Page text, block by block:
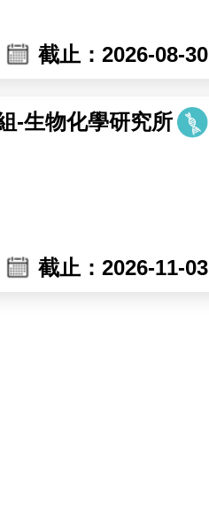
截止：2026-08-30
-生物化學研究所
泛素（ubiquitin）與泛素類
子，但其價值必須經由蛋
層次完整驗證的分子，將
截止：2026-11-03